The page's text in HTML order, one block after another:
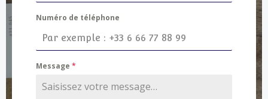
Numéro de téléphone
Message *